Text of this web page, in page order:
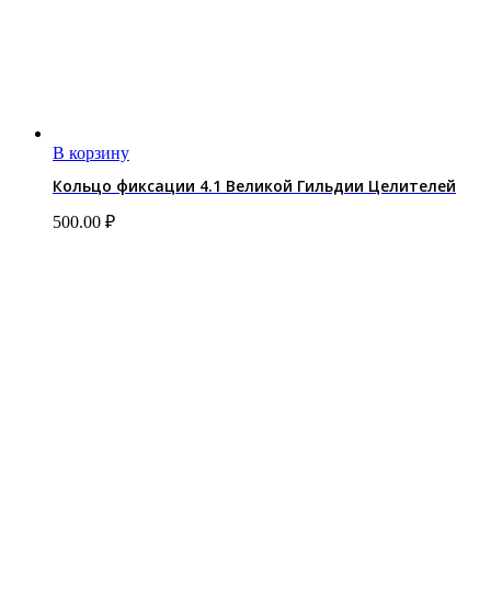
В корзину
Кольцо фиксации 4.1 Великой Гильдии Целителей
500.00 ₽